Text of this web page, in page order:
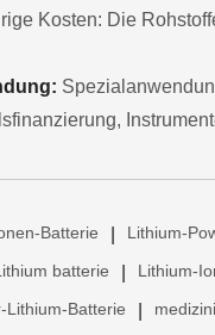
Kosten: Die
Batterie Lithium-
batterie Lithium-
Lithium-Batterie